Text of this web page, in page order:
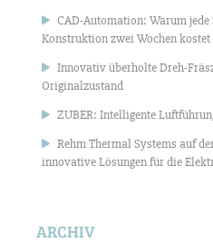
CAD-Automation: Warum
Konstruktion zwei Wochen kostet
Innovativ überholte Dreh-
Originalzustand
ZUBER: Intelligente
Rehm Thermal Systems auf
innovative Lösungen für die
ARCHIV